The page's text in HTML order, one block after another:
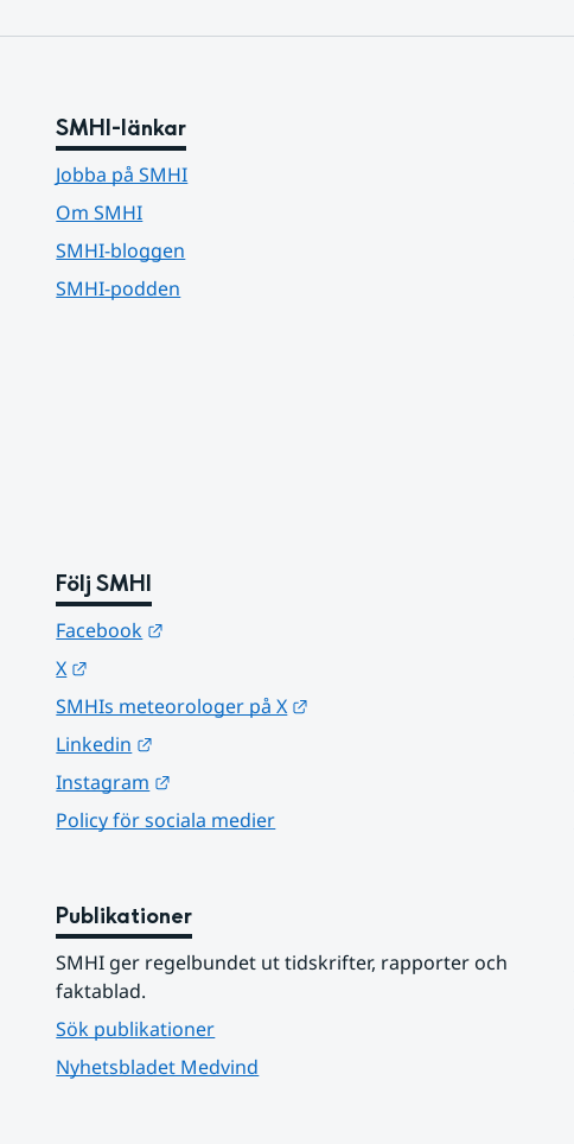
SMHI-länkar
Jobba på SMHI
Om SMHI
SMHI-bloggen
SMHI-podden
Följ SMHI
Facebook
X
SMHIs meteorologer på X
Linkedin
Instagram
Policy för sociala medier
Publikationer
SMHI ger regelbundet ut tidskrifter, rapporter och
faktablad.
Sök publikationer
Nyhetsbladet Medvind